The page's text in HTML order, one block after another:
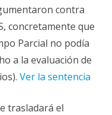
contra
concretamente que
Parcial no podía
a la evaluación de
Ver la sentencia
trasladará el